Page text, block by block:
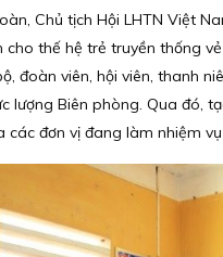
Chủ tịch Hội LHTN Việt
thế hệ trẻ truyền thống
đoàn viên, hội viên, thanh
lượng Biên phòng. Qua đó,
các đơn vị đang làm nhiệm vụ